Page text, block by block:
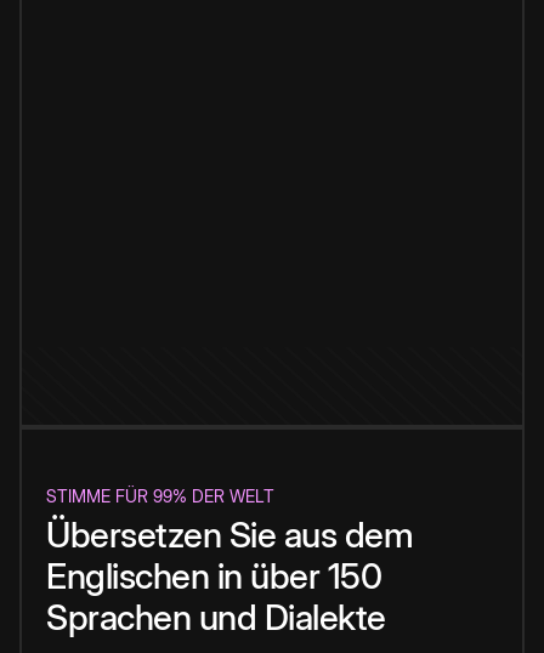
STIMME FÜR 99% DER WELT
Übersetzen Sie aus dem
Englischen in über 150
Sprachen und Dialekte